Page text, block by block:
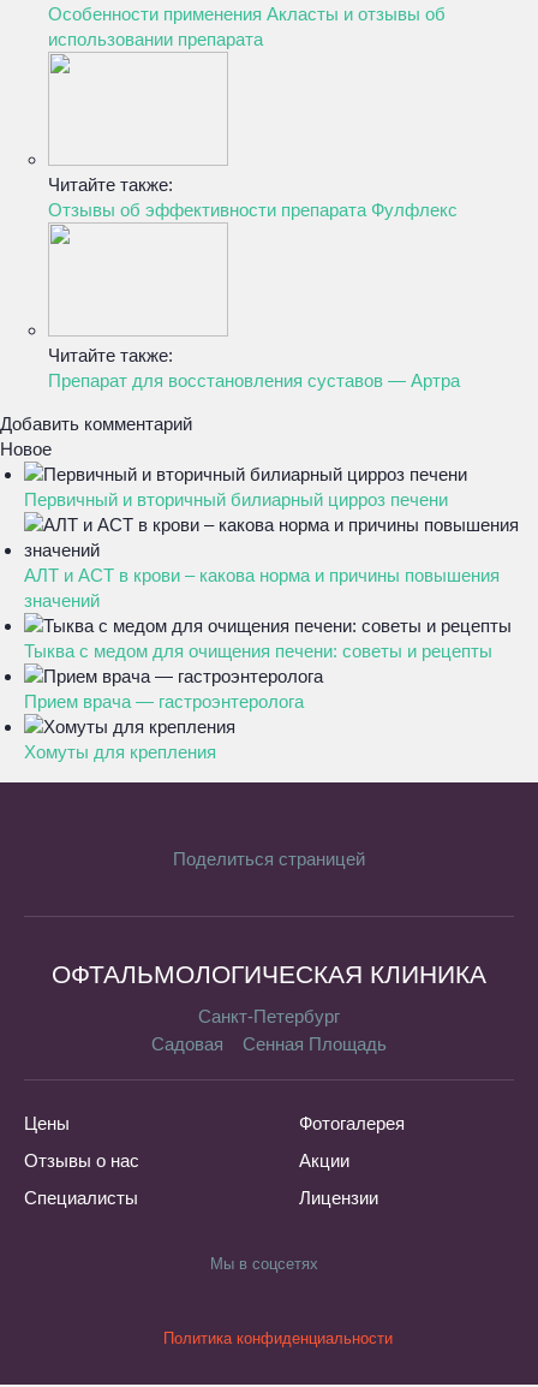
Особенности применения Акласты и отзывы об
использовании препарата
Читайте также:
Отзывы об эффективности препарата Фулфлекс
Читайте также:
Препарат для восстановления суставов — Артра
Добавить комментарий
Новое
Первичный и вторичный билиарный цирроз печени
АЛТ и АСТ в крови – какова норма и причины повышения
значений
Тыква с медом для очищения печени: советы и рецепты
Прием врача — гастроэнтеролога
Хомуты для крепления
Поделиться страницей
ОФТАЛЬМОЛОГИЧЕСКАЯ КЛИНИКА
Санкт-Петербург
Садовая
Сенная Площадь
Цены
Отзывы о нас
Специалисты
Фотогалерея
Акции
Лицензии
Мы в соцсетях
Политика конфиденциальности